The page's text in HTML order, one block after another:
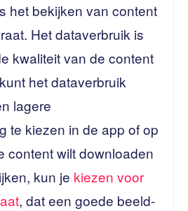
het bekijken van content
Het dataverbruik is
kwaliteit van de content
het dataverbruik
lagere
te kiezen in de app of op
content wilt downloaden
kun je kiezen voor
, dat een goede beeld-